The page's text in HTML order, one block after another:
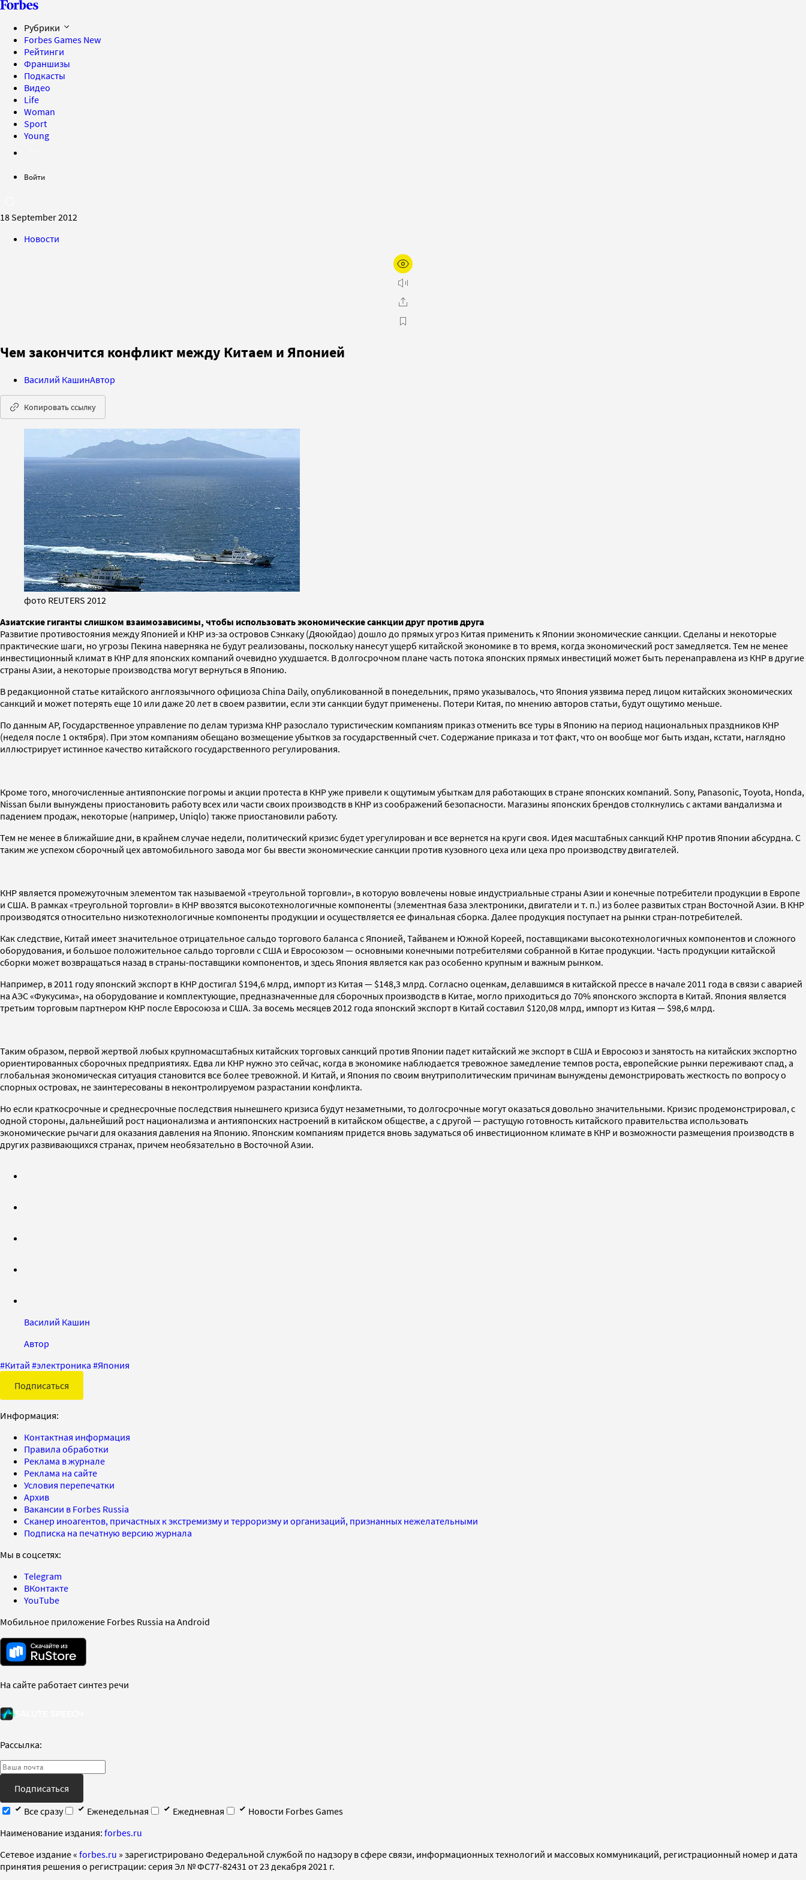
Рубрики
Forbes Games New
Рейтинги
Франшизы
Подкасты
Видео
Life
Woman
Sport
Young
Войти
18 September 2012
Новости
Чем закончится конфликт между Китаем и Японией
Василий КашинАвтор
Копировать ссылку
фото REUTERS 2012
Азиатские гиганты слишком взаимозависимы, чтобы использовать экономические санкции друг против друга
Развитие противостояния между Японией и КНР из-за островов Сэнкаку (Дяоюйдао) дошло до прямых угроз Китая применить к Японии экономические санкции. Сделаны и некоторые
практические шаги, но угрозы Пекина наверняка не будут реализованы, поскольку нанесут ущерб китайской экономике в то время, когда экономический рост замедляется. Тем не менее
инвестиционный климат в КНР для японских компаний очевидно ухудшается. В долгосрочном плане часть потока японских прямых инвестиций может быть перенаправлена из КНР в другие
страны Азии, а некоторые производства могут вернуться в Японию.
В редакционной статье китайского англоязычного официоза China Daily, опубликованной в понедельник, прямо указывалось, что Япония уязвима перед лицом китайских экономических
санкций и может потерять еще 10 или даже 20 лет в своем развитии, если эти санкции будут применены. Потери Китая, по мнению авторов статьи, будут ощутимо меньше.
По данным AP, Государственное управление по делам туризма КНР разослало туристическим компаниям приказ отменить все туры в Японию на период национальных праздников КНР
(неделя после 1 октября). При этом компаниям обещано возмещение убытков за государственный счет. Содержание приказа и тот факт, что он вообще мог быть издан, кстати, наглядно
иллюстрирует истинное качество китайского государственного регулирования.
Кроме того, многочисленные антияпонские погромы и акции протеста в КНР уже привели к ощутимым убыткам для работающих в стране японских компаний. Sony, Panasonic, Toyota, Honda,
Nissan были вынуждены приостановить работу всех или части своих производств в КНР из соображений безопасности. Магазины японских брендов столкнулись с актами вандализма и
падением продаж, некоторые (например, Uniqlo) также приостановили работу.
Тем не менее в ближайшие дни, в крайнем случае недели, политический кризис будет урегулирован и все вернется на круги своя. Идея масштабных санкций КНР против Японии абсурдна. С
таким же успехом сборочный цех автомобильного завода мог бы ввести экономические санкции против кузовного цеха или цеха про производству двигателей.
КНР является промежуточным элементом так называемой «треугольной торговли», в которую вовлечены новые индустриальные страны Азии и конечные потребители продукции в Европе
и США. В рамках «треугольной торговли» в КНР ввозятся высокотехнологичные компоненты (элементная база электроники, двигатели и т. п.) из более развитых стран Восточной Азии. В КНР
производятся относительно низкотехнологичные компоненты продукции и осуществляется ее финальная сборка. Далее продукция поступает на рынки стран-потребителей.
Как следствие, Китай имеет значительное отрицательное сальдо торгового баланса с Японией, Тайванем и Южной Кореей, поставщиками высокотехнологичных компонентов и сложного
оборудования, и большое положительное сальдо торговли с США и Евросоюзом — основными конечными потребителями собранной в Китае продукции. Часть продукции китайской
сборки может возвращаться назад в страны-поставщики компонентов, и здесь Япония является как раз особенно крупным и важным рынком.
Например, в 2011 году японский экспорт в КНР достигал $194,6 млрд, импорт из Китая — $148,3 млрд. Согласно оценкам, делавшимся в китайской прессе в начале 2011 года в связи с аварией
на АЭС «Фукусима», на оборудование и комплектующие, предназначенные для сборочных производств в Китае, могло приходиться до 70% японского экспорта в Китай. Япония является
третьим торговым партнером КНР после Евросоюза и США. За восемь месяцев 2012 года японский экспорт в Китай составил $120,08 млрд, импорт из Китая — $98,6 млрд.
Таким образом, первой жертвой любых крупномасштабных китайских торговых санкций против Японии падет китайский же экспорт в США и Евросоюз и занятость на китайских экспортно
ориентированных сборочных предприятиях. Едва ли КНР нужно это сейчас, когда в экономике наблюдается тревожное замедление темпов роста, европейские рынки переживают спад, а
глобальная экономическая ситуация становится все более тревожной. И Китай, и Япония по своим внутриполитическим причинам вынуждены демонстрировать жесткость по вопросу о
спорных островах, не заинтересованы в неконтролируемом разрастании конфликта.
Но если краткосрочные и среднесрочные последствия нынешнего кризиса будут незаметными, то долгосрочные могут оказаться довольно значительными. Кризис продемонстрировал, с
одной стороны, дальнейший рост национализма и антияпонских настроений в китайском обществе, а с другой — растущую готовность китайского правительства использовать
экономические рычаги для оказания давления на Японию. Японским компаниям придется вновь задуматься об инвестиционном климате в КНР и возможности размещения производств в
других развивающихся странах, причем необязательно в Восточной Азии.
Василий Кашин
Автор
#Китай #электроника #Япония
Подписаться
Информация:
Контактная информация
Правила обработки
Реклама в журнале
Реклама на сайте
Условия перепечатки
Архив
Вакансии в Forbes Russia
Сканер иноагентов, причастных к экстремизму и терроризму и организаций, признанных нежелательными
Подписка на печатную версию журнала
Мы в соцсетях:
Telegram
ВКонтакте
YouTube
Мобильное приложение Forbes Russia на Android
На сайте работает синтез речи
Рассылка:
Подписаться
Все сразу
Еженедельная Ежедневная
Новости Forbes Games
Наименование издания: forbes.ru
Cетевое издание « forbes.ru » зарегистрировано Федеральной службой по надзору в сфере связи, информационных технологий и массовых коммуникаций, регистрационный номер и дата
принятия решения о регистрации: серия Эл № ФС77-82431 от 23 декабря 2021 г.